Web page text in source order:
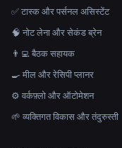
✅ टास्क और पर्सनल असिस्टेंट
🧠 नोट लेना और सेकंड ब्रेन
👨‍💻 बैठक सहायक
🍳 मील और रेसिपी प्लानर
⚙️ वर्कफ़्लो और ऑटोमेशन
🌱 व्यक्तिगत विकास और तंदुरुस्ती